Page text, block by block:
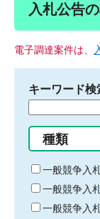
入札公告
電子調達案件は、
キーワード検
る
キ
ー
ワ
ー
種類
一般競争入
一般競争入
一般競争入